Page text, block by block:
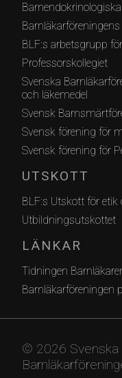
BLF:s arbetsgrupp
Professorskollegiet
Svenska
och läkemedel
Svensk
Svensk förening för
Svensk förening för
UTSKOTT
BLF:s Utskott för
Utbildningsutskottet
LÄNKAR
Tidningen
Barnläkarföreningen
© 2026 Svenska